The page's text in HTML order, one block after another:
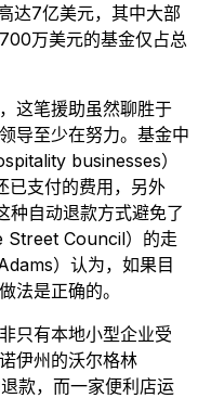
达7亿美元，其中大部
万美元的基金仅占总
这笔援助虽然聊胜于
导至少在努力。基金中
businesses）
已支付的费用，另外
种自动退款方式避免了
Street Council）的走
）认为，如果目
法是正确的。
只有本地小型企业受
伊州的沃尔格林
款，而一家便利店运